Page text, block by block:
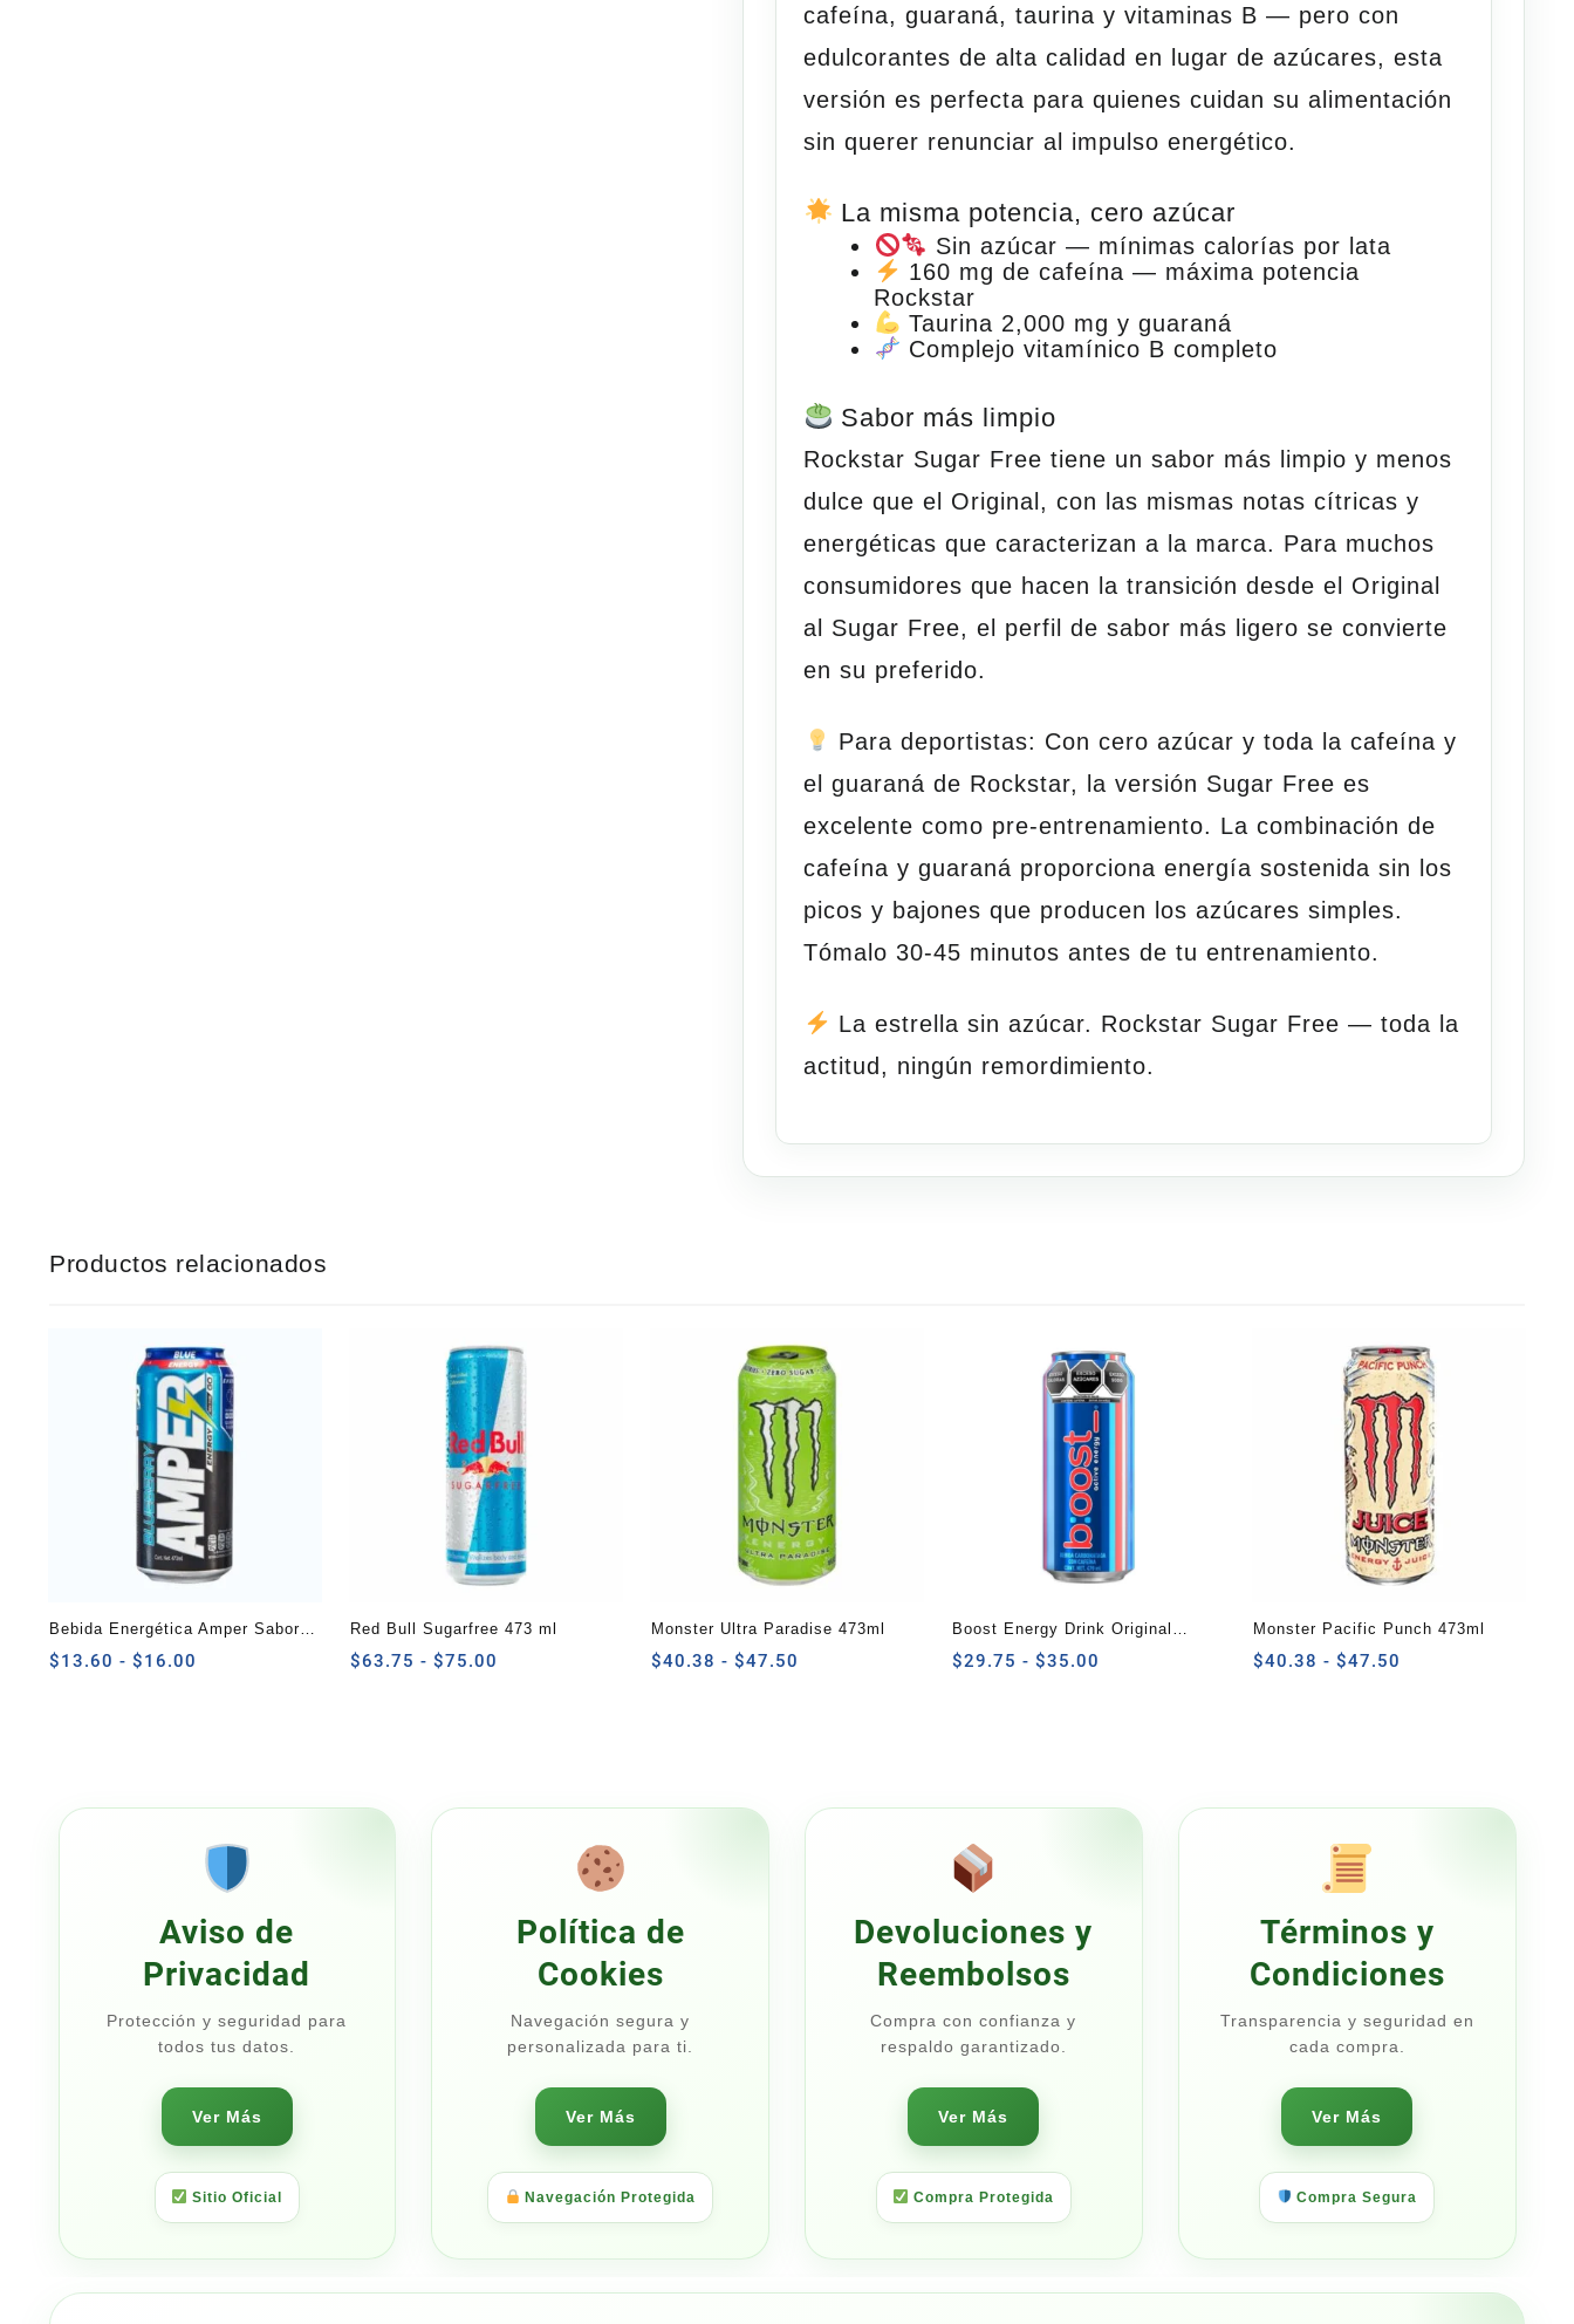
cafeína, guaraná, taurina y vitaminas B — pero con
edulcorantes de alta calidad en lugar de azúcares, esta
versión es perfecta para quienes cuidan su alimentación
sin querer renunciar al impulso energético.
La misma potencia, cero azúcar
Sin azúcar — mínimas calorías por lata
160 mg de cafeína — máxima potencia
Rockstar
Taurina 2,000 mg y guaraná
Complejo vitamínico B completo
Sabor más limpio
Rockstar Sugar Free tiene un sabor más limpio y menos
dulce que el Original, con las mismas notas cítricas y
energéticas que caracterizan a la marca. Para muchos
consumidores que hacen la transición desde el Original
al Sugar Free, el perfil de sabor más ligero se convierte
en su preferido.
Para deportistas: Con cero azúcar y toda la cafeína y
el guaraná de Rockstar, la versión Sugar Free es
excelente como pre-entrenamiento. La combinación de
cafeína y guaraná proporciona energía sostenida sin los
picos y bajones que producen los azúcares simples.
Tómalo 30-45 minutos antes de tuentrenamiento.
La estrella sin azúcar. Rockstar Sugar Free — toda la
actitud, ningún remordimiento.
Productos relacionados
Bebida Energética Amper Sabor
Blueberry 473 ml
$13.60 - $16.00
$16.00
Red Bull Sugarfree 473 ml
$63.75 - $75.00
$75.00
Monster Ultra Paradise 473ml
$40.38 - $47.50
$47.50
Boost Energy Drink Original
473ml
$29.75 - $35.00
$35.00
Monster Pacific Punch 473ml
$40.38 - $47.50
$47.50
Aviso de
Privacidad
Protección y seguridad para
todos tus datos.
Ver Más
Sitio Oficial
Política de
Cookies
Navegación segura y
personalizada para ti.
Ver Más
Navegación Protegida
Devoluciones y
Reembolsos
Compra con confianza y
respaldo garantizado.
Ver Más
Compra Protegida
Términos y
Condiciones
Transparencia y seguridad en
cada compra.
Ver Más
Compra Segura